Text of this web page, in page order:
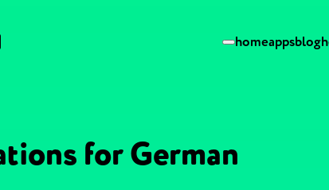
homeappsblog
for German